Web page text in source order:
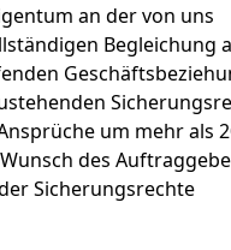
an der von uns
Begleichung
um mehr als
des
Sicherungsrechte